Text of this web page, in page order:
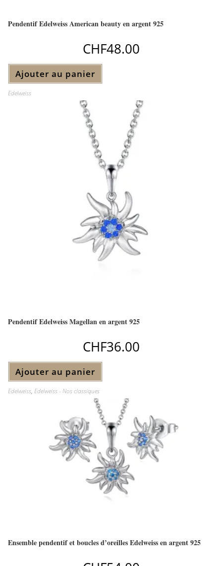
Pendentif Edelweiss American beauty en argent 925
CHF48.00
Ajouter au panier
Edelweiss
Pendentif Edelweiss Magellan en argent 925
CHF36.00
Ajouter au panier
Edelweiss,Edelweiss - Nos classiques
Ensemble pendentif et boucles d’oreilles Edelweiss en argent 925